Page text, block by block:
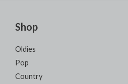
Shop
Oldies
Pop
Country